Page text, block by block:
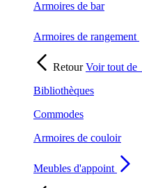
Armoires de bar
Armoires de rangement
RetourVoir tout de
Bibliothèques
Commodes
Armoires de couloir
Meubles d'appoint